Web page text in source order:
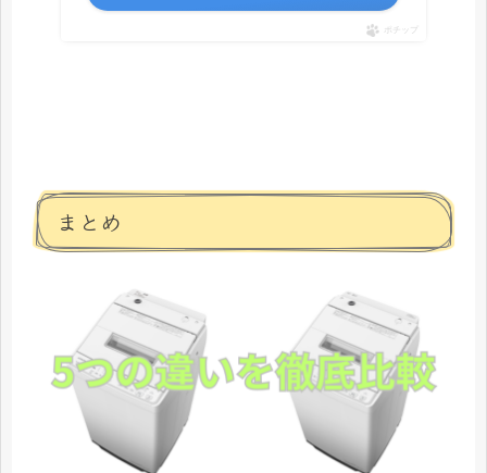
ポチップ
まとめ